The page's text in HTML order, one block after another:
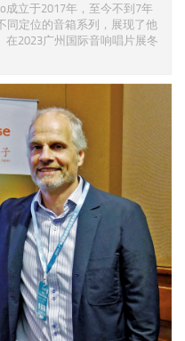
成立于2017年，至今不到7年
同定位的音箱系列，展现了他
2023广州国际音响唱片展冬